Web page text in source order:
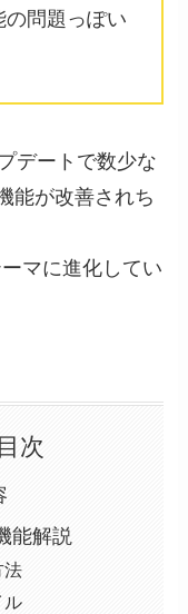
問題っぽい
デートで数少な
能が改善されち
マに進化してい
次
能解説
法
ル